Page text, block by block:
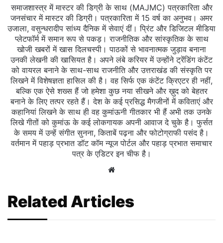
समाजशास्त्र में मास्टर की डिग्री के साथ (MAJMC) पत्रकारिता और
जनसंचार में मास्टर की डिग्री। पत्रकारिता में 15 वर्ष का अनुभव। अमर
उजाला, वसुन्धरादीप सांध्य दैनिक में सेवाएं दीं। प्रिंट और डिजिटल मीडिया
प्लेटफॉर्म में समान रूप से पकड़। राजनीतिक और सांस्कृतिक के साथ
खोजी खबरों में खास दिलचस्‍पी। पाठकों से भावनात्मक जुड़ाव बनाना
उनकी लेखनी की खासियत है। अपने लंबे करियर में उन्होंने ट्रेंडिंग कंटेंट
को वायरल बनाने के साथ-साथ राजनीति और उत्तराखंड की संस्कृति पर
लिखने में विशेषज्ञता हासिल की है। वह सिर्फ एक कंटेंट क्रिएटर ही नहीं,
बल्कि एक ऐसे शख्स हैं जो हमेशा कुछ नया सीखने और ख़ुद को बेहतर
बनाने के लिए तत्पर रहते हैं। देश के कई प्रसिद्ध मैगजीनों में कविताएं और
कहानियां लिखने के साथ ही वह कुमांऊनी गीतकार भी हैं अभी तक उनके
लिखे गीतों को कुमांऊ के कई लोकगायक अपनी आवाज दे चुके है। फुर्सत
के समय में उन्हें संगीत सुनना, किताबें पढ़ना और फोटोग्राफी पसंद है।
वर्तमान में पहाड़ प्रभात डॉट कॉम न्यूज पोर्टल और पहाड़ प्रभात समाचार
पत्र के एडिटर इन चीफ है।
Website
Related Articles